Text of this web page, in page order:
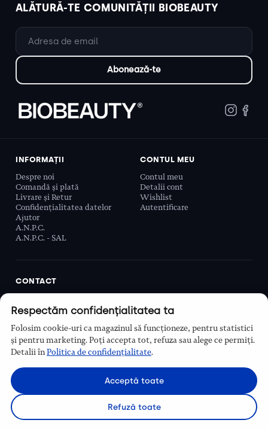
ALĂTURĂ-TE COMUNITĂȚII BIOBEAUTY
INFORMAȚII
Despre noi
Comandă și plată
Livrare și Retur
Confidențialitatea datelor
Ajutor
A.N.P.C.
A.N.P.C. - SAL
CONTUL MEU
Contul meu
Detalii cont
Wishlist
Autentificare
CONTACT
Sector 6, București, România
Program
Luni–Vineri, 9:00 – 16:00
Respectăm confidențialitatea ta
Folosim cookie-uri ca magazinul să funcționeze, pentru statistici
și pentru marketing. Poți accepta tot, refuza sau alege ce permiți.
Detalii înPolitica de confidențialitate.
Acceptă toate
Refuză toate